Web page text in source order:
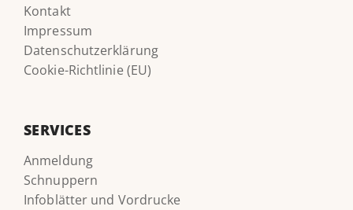
Kontakt
Impressum
Datenschutzerklärung
Cookie-Richtlinie (EU)
SERVICES
Anmeldung
Schnuppern
Infoblätter und Vordrucke